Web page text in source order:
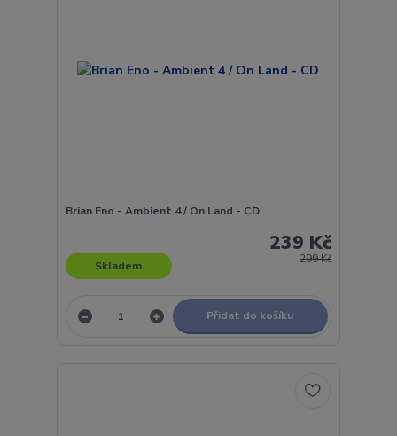
Brian Eno - Ambient 4 / On Land - CD
299 Kč
239 Kč
Skladem
Přidat do košíku